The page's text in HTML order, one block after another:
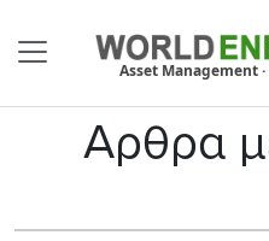
Asset Management
Αρθρα